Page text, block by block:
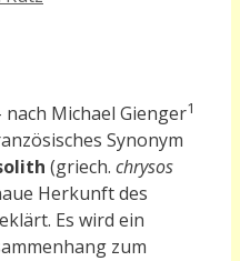
Michael Gienger1
Synonym
(griech. chrysos
Herkunft des
Es wird ein
zum